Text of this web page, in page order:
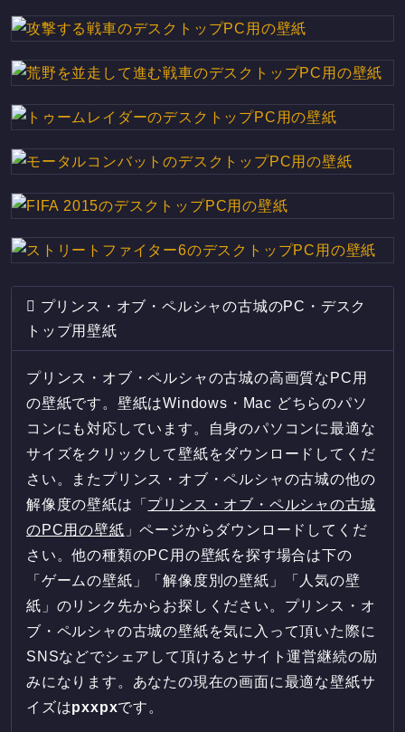
プリンス・オブ・ペルシャの古城のPC・デスク
トップ用壁紙
プリンス・オブ・ペルシャの古城の高画質なPC用
の壁紙です。壁紙はWindows・Mac どちらのパソ
コンにも対応しています。自身のパソコンに最適な
サイズをクリックして壁紙をダウンロードしてくだ
さい。またプリンス・オブ・ペルシャの古城の他の
解像度の壁紙は「 プリンス・オブ・ペルシャの古城
のPC用の壁紙 」ページからダウンロードしてくだ
さい。他の種類のPC用の壁紙を探す場合は下の
「ゲームの壁紙」「解像度別の壁紙」「人気の壁
紙」のリンク先からお探しください。プリンス・オ
ブ・ペルシャの古城の壁紙を気に入って頂いた際に
SNSなどでシェアして頂けるとサイト運営継続の励
みになります。あなたの現在の画面に最適な壁紙サ
イズはpxxpxです。